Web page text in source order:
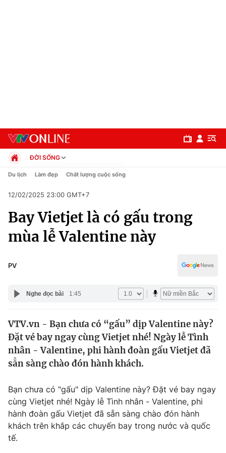
Chuyên mục
Chính trị
Pháp luật
Thế giới
Tin tức
Thế giới đó đây
Câu chuyện quốc tế
Tài chính
Thị trường
Góc doanh nghiệp
Dữ liệu và đời sống
Truyền hình
ĐỜI SỐNG
Chính trị
Pháp luật
Kinh tế
Thể thao
Truyền hình
Công nghệ
Du lịch Làm đẹp Chất lượng cuộc sống
12/02/2025 23:00 GMT+7
Bay Vietjet là có gấu trong
mùa lễ Valentine này
PV
Nghe đọc bài 1:45
VTV.vn - Bạn chưa có “gấu” dịp Valentine này?
Đặt vé bay ngay cùng Vietjet nhé! Ngày lễ Tình
nhân - Valentine, phi hành đoàn gấu Vietjet đã
sẵn sàng chào đón hành khách.
Bạn chưa có "gấu" dịp Valentine này? Đặt vé bay ngay
cùng Vietjet nhé! Ngày lễ Tình nhân - Valentine, phi
hành đoàn gấu Vietjet đã sẵn sàng chào đón hành
khách trên khắp các chuyến bay trong nước và quốc
tế.